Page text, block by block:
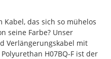
das sich so mühelos
seine Farbe? Unser
Verlängerungskabel mit
H07BQ-F ist der